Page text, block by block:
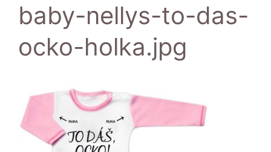
baby-nellys-to-das-
ocko-holka.jpg